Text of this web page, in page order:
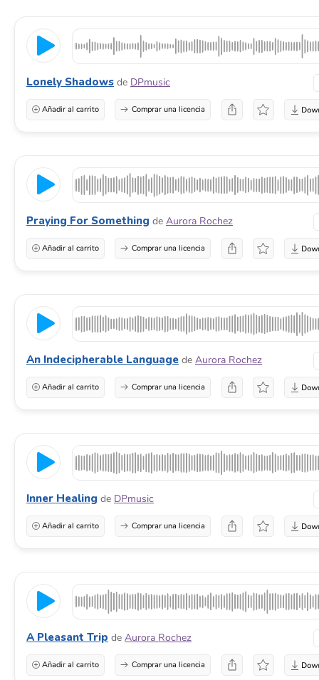
Lonely Shadows de DPmusic
Añadir al carrito Comprar una licencia
Praying For Something de Aurora Rochez
Añadir al carrito Comprar una licencia
An Indecipherable Language de Aurora Rochez
Añadir al carrito Comprar una licencia
Inner Healing de DPmusic
Añadir al carrito Comprar una licencia
A Pleasant Trip de Aurora Rochez
Añadir al carrito Comprar una licencia